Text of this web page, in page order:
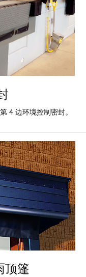
4 边环境控制密封。
顶篷